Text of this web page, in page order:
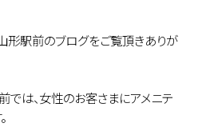
形駅前のブログをご覧頂きありが
では、女性のお客さまにアメニテ